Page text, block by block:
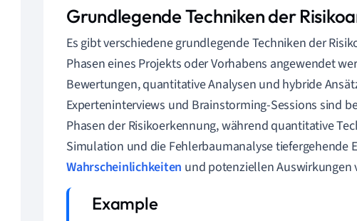
Grundlegende Techniken der
Es gibt verschiedene grundlegende Techniken der
Phasen eines Projekts oder Vorhabens angewendet
Bewertungen, quantitative Analysen und hybride
Experteninterviews und Brainstorming-Sessions sind
Phasen der Risikoerkennung, während quantitative
Simulation und die Fehlerbaumanalyse tiefergehende
Wahrscheinlichkeiten und potenziellen Auswirkungen